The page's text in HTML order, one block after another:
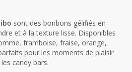
sont des bonbons gélifiés en
et à la texture lisse. Disponibles
framboise, fraise, orange,
pour les moments de plaisir
candy bars.